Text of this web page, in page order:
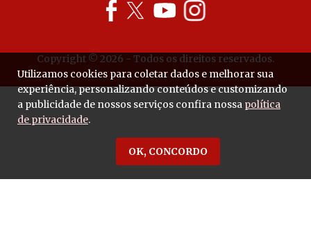
Copyright © 2026 - Todos os direitos reservados.
Utilizamos cookies para coletar dados e melhorar sua
experiência, personalizando conteúdos e customizando
a publicidade de nossos serviços confira nossa política
de privacidade.
OK, CONCORDO